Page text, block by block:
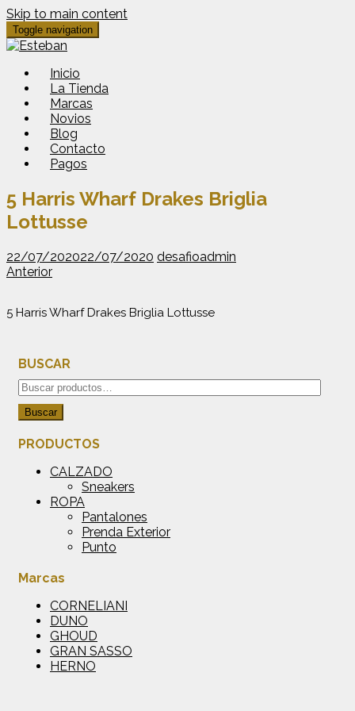
Skip to main content
Toggle navigation
Inicio
La Tienda
Marcas
Novios
Blog
Contacto
Pagos
5 Harris Wharf Drakes Briglia
Lottusse
22/07/202022/07/2020 desafioadmin
Anterior
5 Harris Wharf Drakes Briglia Lottusse
BUSCAR
Buscar
por:
Buscar
PRODUCTOS
CALZADO
Sneakers
ROPA
Pantalones
Prenda Exterior
Punto
Marcas
CORNELIANI
DUNO
GHOUD
GRAN SASSO
HERNO